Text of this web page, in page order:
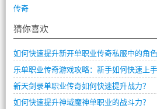
传奇
猜你喜欢
如何快速提升新开单职业传奇私服中的角色
乐单职业传奇游戏攻略：新手如何快速上手
新天剑录单职业传奇如何快速提升战力？
如何快速提升神域魔神单职业的战斗力？